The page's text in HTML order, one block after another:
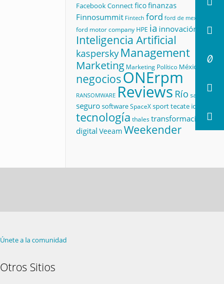
Facebook Connectficofinanzas
Finnosummit Fintech ford ford de mexico
ford motor company HPE ia innovación
Inteligencia Artificial
kaspersky Management
Marketing Marketing Político México
negociosONErpm
RANSOMWARE Reviews Río salud
segurosoftwareSpaceXsporttecate id
tecnología thalestransformación
digital Veeam Weekender
Únete a la comunidad
Otros Sitios